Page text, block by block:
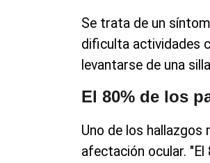
Se trata de un
dificulta actividades
levantarse de una
El 80% de los
Uno de los
afectación ocular. "El